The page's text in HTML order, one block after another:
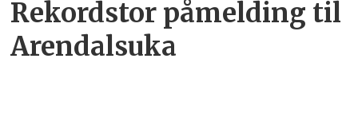
Rekordstor påmelding til
Arendalsuka